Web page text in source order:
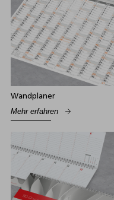
Wandplaner
Mehr erfahren